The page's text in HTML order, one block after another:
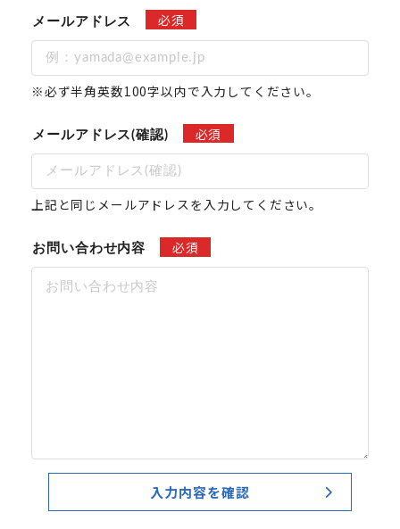
メールアドレス 必須
※必ず半角英数100字以内で入力してください。
メールアドレス(確認) 必須
上記と同じメールアドレスを入力してください。
お問い合わせ内容 必須
入力内容を確認